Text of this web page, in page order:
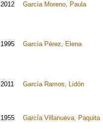
2012 García Moreno, Paula
1995 García Pérez, Elena
2011 García Ramos, Lidón
1955 García Villanueva, Paquita